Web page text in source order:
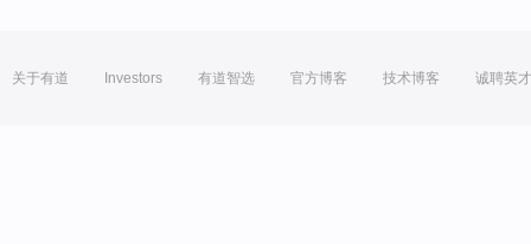
关于有道 Investors 有道智选 官方博客 技术博客 诚聘英才